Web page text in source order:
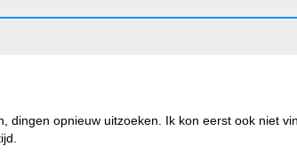
dingen opnieuw uitzoeken. Ik kon eerst ook niet